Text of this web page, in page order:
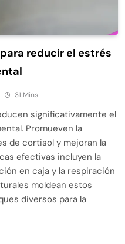
reducir el estrés
31 Mins
significativamente el
Promueven la
de cortisol y mejoran la
efectivas incluyen la
en caja y la respiración
moldean estos
diversos para la